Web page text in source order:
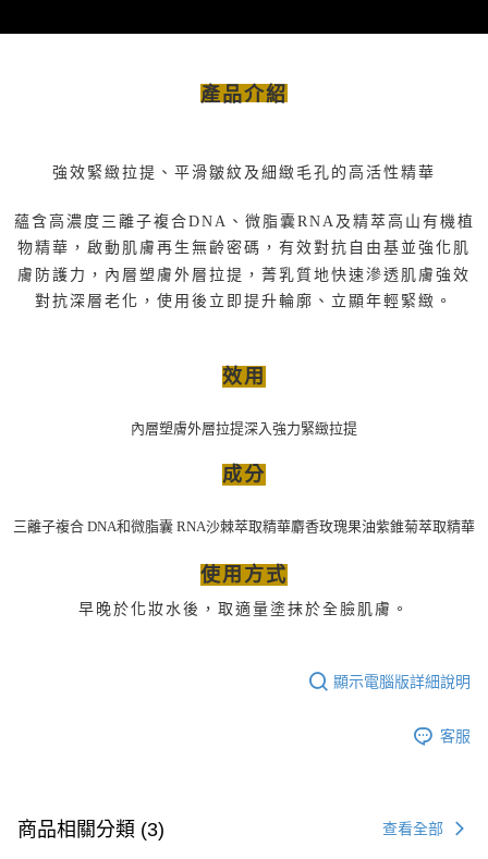
產品介紹
強效緊緻拉提、平滑皺紋及細緻毛孔的高活性精華
蘊含高濃度三離子複合DNA、微脂囊RNA及精萃高山有機植
物精華，啟動肌膚再生無齡密碼，有效對抗自由基並強化肌
膚防護力，內層塑膚外層拉提，菁乳質地快速滲透肌膚強效
對抗深層老化，使用後立即提升輪廓、立顯年輕緊緻。
效用
內層塑膚外層拉提深入強力緊緻拉提
成分
三離子複合 DNA和微脂囊 RNA沙棘萃取精華麝香玫瑰果油紫錐菊萃取精華
使用方式
早晚於化妝水後，取適量塗抹於全臉肌膚。
顯示電腦版詳細說明
客服
商品相關分類 (3) 查看全部